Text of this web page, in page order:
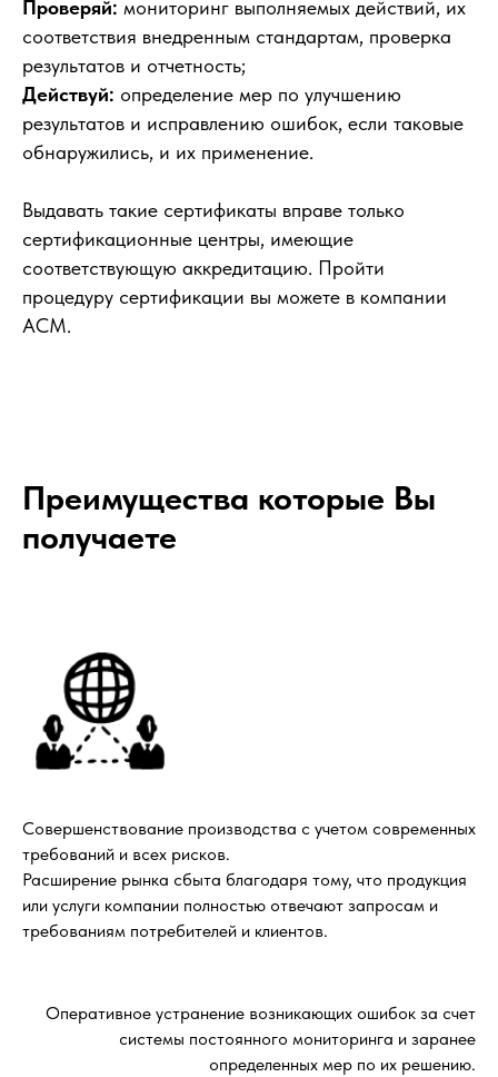
Проверяй: мониторинг выполняемых действий, их
соответствия внедренным стандартам, проверка
результатов и отчетность;
Действуй: определение мер по улучшению
результатов и исправлению ошибок, если таковые
обнаружились, и их применение.
Выдавать такие сертификаты вправе только
сертификационные центры, имеющие
соответствующую аккредитацию. Пройти
процедуру сертификации вы можете в компании
АСМ.
Преимущества которые Вы
получаете
Совершенствование производства с учетом современных
требований и всех рисков.
Расширение рынка сбыта благодаря тому, что продукция
или услуги компании полностью отвечают запросам и
требованиям потребителей и клиентов.
Оперативное устранение возникающих ошибок за счет
системы постоянного мониторинга и заранее
определенных мер по их решению.